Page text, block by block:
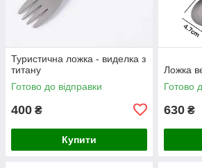
Туристична ложка - виделка з
титану
Готово до відправки
400 ₴
Купити
Ложка
Готово
630 ₴